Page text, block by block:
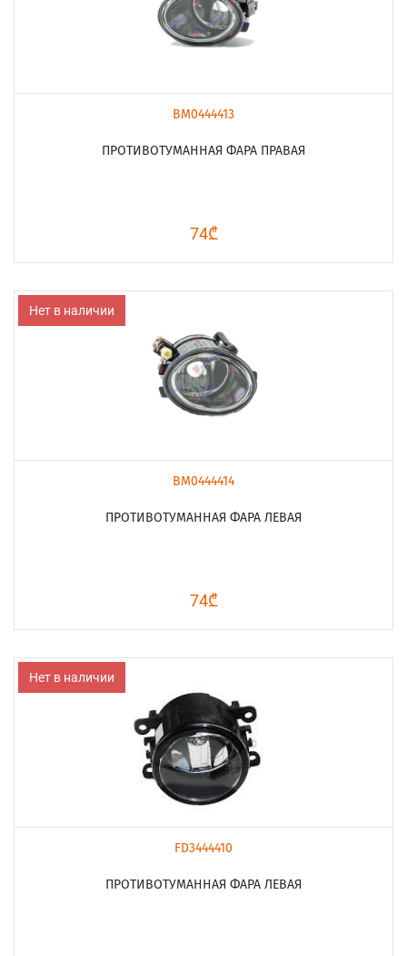
BM0444413
ПРОТИВОТУМАННАЯ ФАРА ПРАВАЯ
74₾
Нет в наличии
BM0444414
ПРОТИВОТУМАННАЯ ФАРА ЛЕВАЯ
74₾
Нет в наличии
FD3444410
ПРОТИВОТУМАННАЯ ФАРА ЛЕВАЯ